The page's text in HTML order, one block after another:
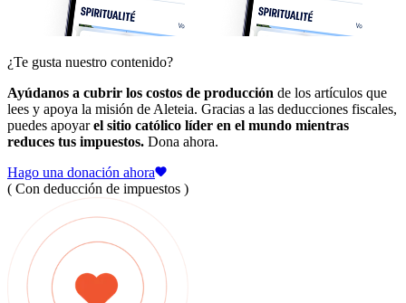
¿Te gusta nuestro contenido?
Ayúdanos a cubrir los costos de producción de los artículos que
lees y apoya la misión de Aleteia. Gracias a las deducciones fiscales,
puedes apoyarel sitio católico líder en el mundo mientras
reduces tus impuestos. Dona ahora.
Hago una donación ahora
( Con deducción de impuestos )